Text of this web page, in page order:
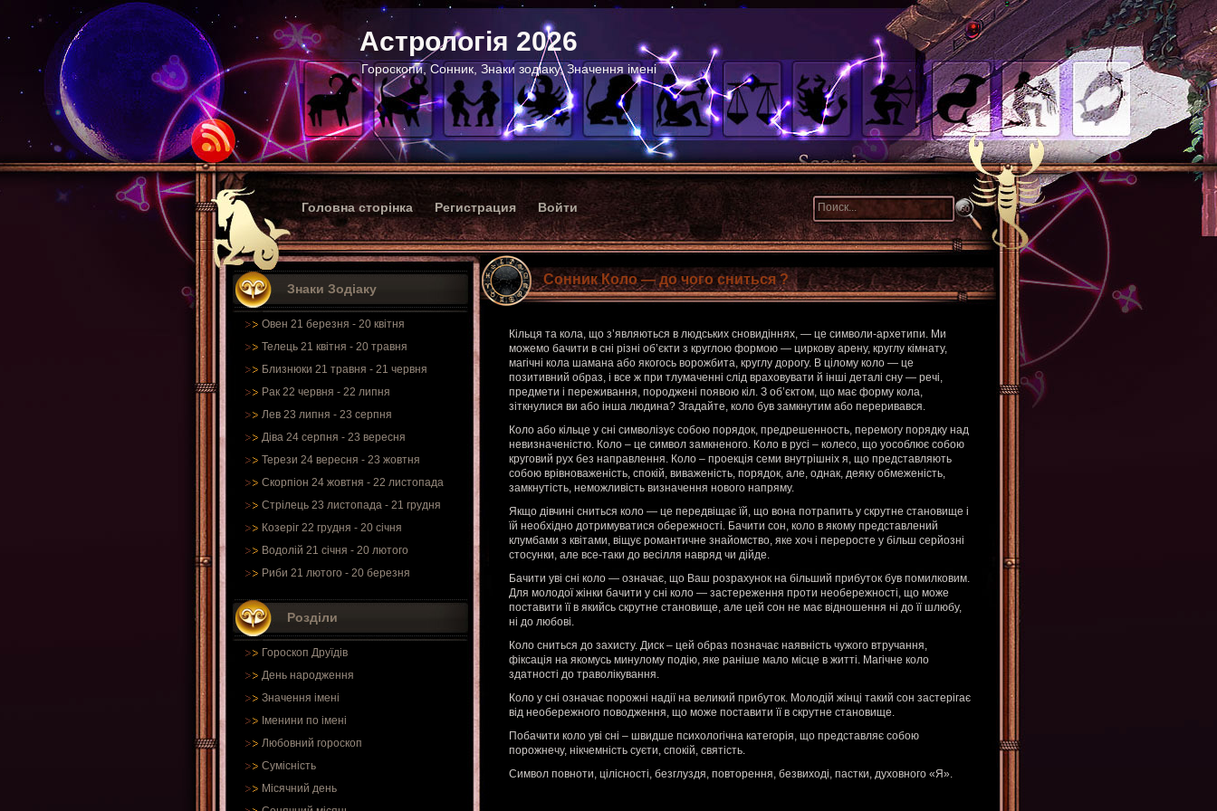
Астрологія 2026
Гороскопи, Сонник, Знаки зодіаку, Значення імені
Головна сторінка Регистрация Войти
Знаки Зодіаку
Овен 21 березня - 20 квітня
Телець 21 квітня - 20 травня
Близнюки 21 травня - 21 червня
Рак 22 червня - 22 липня
Лев 23 липня - 23 серпня
Діва 24 серпня - 23 вересня
Терези 24 вересня - 23 жовтня
Скорпіон 24 жовтня - 22 листопада
Стрілець 23 листопада - 21 грудня
Козеріг 22 грудня - 20 січня
Водолій 21 січня - 20 лютого
Риби 21 лютого - 20 березня
Розділи
Гороскоп Друїдів
День народження
Значення імені
Іменини по імені
Любовний гороскоп
Сумісність
Місячний день
Сонник Коло — до чого сниться ?
Кільця та кола, що з’являються в людських сновидіннях, — це символи-архетипи. Ми
можемо бачити в сні різні об’єкти з круглою формою — циркову арену, круглу кімнату,
магічні кола шамана або якогось ворожбита, круглу дорогу. В цілому коло — це
позитивний образ, і все ж при тлумаченні слід враховувати й інші деталі сну — речі,
предмети і переживання, породжені появою кіл. З об’єктом, що має форму кола,
зіткнулися ви або інша людина? Згадайте, коло був замкнутим або переривався.
Коло або кільце у сні символізує собою порядок, предрешенность, перемогу порядку над
невизначеністю. Коло – це символ замкненого. Коло в русі – колесо, що уособлює собою
круговий рух без направлення. Коло – проекція семи внутрішніх я, що представляють
собою врівноваженість, спокій, виваженість, порядок, але, однак, деяку обмеженість,
замкнутість, неможливість визначення нового напряму.
Якщо дівчині сниться коло — це передвіщає їй, що вона потрапить у скрутне становище і
їй необхідно дотримуватися обережності. Бачити сон, коло в якому представлений
клумбами з квітами, віщує романтичне знайомство, яке хоч і переросте у більш серйозні
стосунки, але все-таки до весілля навряд чи дійде.
Бачити уві сні коло — означає, що Ваш розрахунок на більший прибуток був помилковим.
Для молодої жінки бачити у сні коло — застереження проти необережності, що може
поставити її в якийсь скрутне становище, але цей сон не має відношення ні до її шлюбу,
ні до любові.
Коло сниться до захисту. Диск – цей образ позначає наявність чужого втручання,
фіксація на якомусь минулому подію, яке раніше мало місце в житті. Магічне коло
здатності до траволікування.
Коло у сні означає порожні надії на великий прибуток. Молодій жінці такий сон застерігає
від необережного поводження, що може поставити її в скрутне становище.
Побачити коло уві сні – швидше психологічна категорія, що представляє собою
порожнечу, нікчемність суєти, спокій, святість.
Символ повноти, цілісності, безглуздя, повторення, безвиході, пастки, духовного «Я».